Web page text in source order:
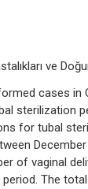
ve
cases in
sterilization
for tubal
of vaginal
The